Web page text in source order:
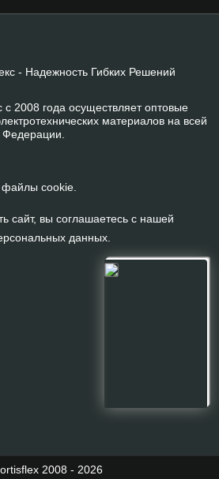
персональных данных.
2008 года осуществляет оптовые
материалов на всей
Федерации.
файлы cookie.
сайт, вы соглашаетесь с нашей
данных
2008 - 2026